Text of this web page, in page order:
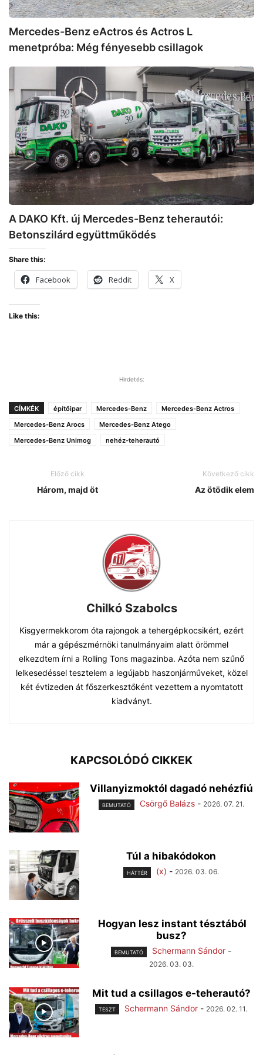
csillagok
Mercedes-Benz eActros és Actros L
menetpróba: Még fényesebb csillagok
DAKO
Kft.
Mercedes-
Benz
teherautói:
Betonszilárd
együttműködés
A DAKO Kft. új Mercedes-Benz teherautói:
Betonszilárd együttműködés
Share this:
Facebook Reddit X
Like this:
Hirdetés:
CÍMKÉK építőipar Mercedes-Benz
Mercedes-Benz Actros
Mercedes-Benz Arocs
Mercedes-Benz Atego
Mercedes-Benz Unimog
nehéz-teherautó
Előző cikk
Három, majd öt
Következő cikk
Az ötödik elem
Chilkó Szabolcs
Kisgyermekkorom óta rajongok a tehergépkocsikért, ezért
már a gépészmérnöki tanulmányaim alatt örömmel
elkezdtem írni a Rolling Tons magazinba. Azóta nem szűnő
lelkesedéssel tesztelem a legújabb haszonjárműveket, közel
két évtizeden át főszerkesztőként vezettem a nyomtatott
kiadványt.
KAPCSOLÓDÓ CIKKEK
Villanyizmoktól dagadó nehézfiú
BEMUTATÓ Csörgő Balázs - 2026. 07. 21.
Túl a hibakódokon
HÁTTÉR (x) - 2026. 03. 06.
Hogyan lesz instant tésztából
busz?
BEMUTATÓ Schermann Sándor -
2026. 03. 03.
Mit tud a csillagos e-teherautó?
TESZT Schermann Sándor - 2026. 02. 11.